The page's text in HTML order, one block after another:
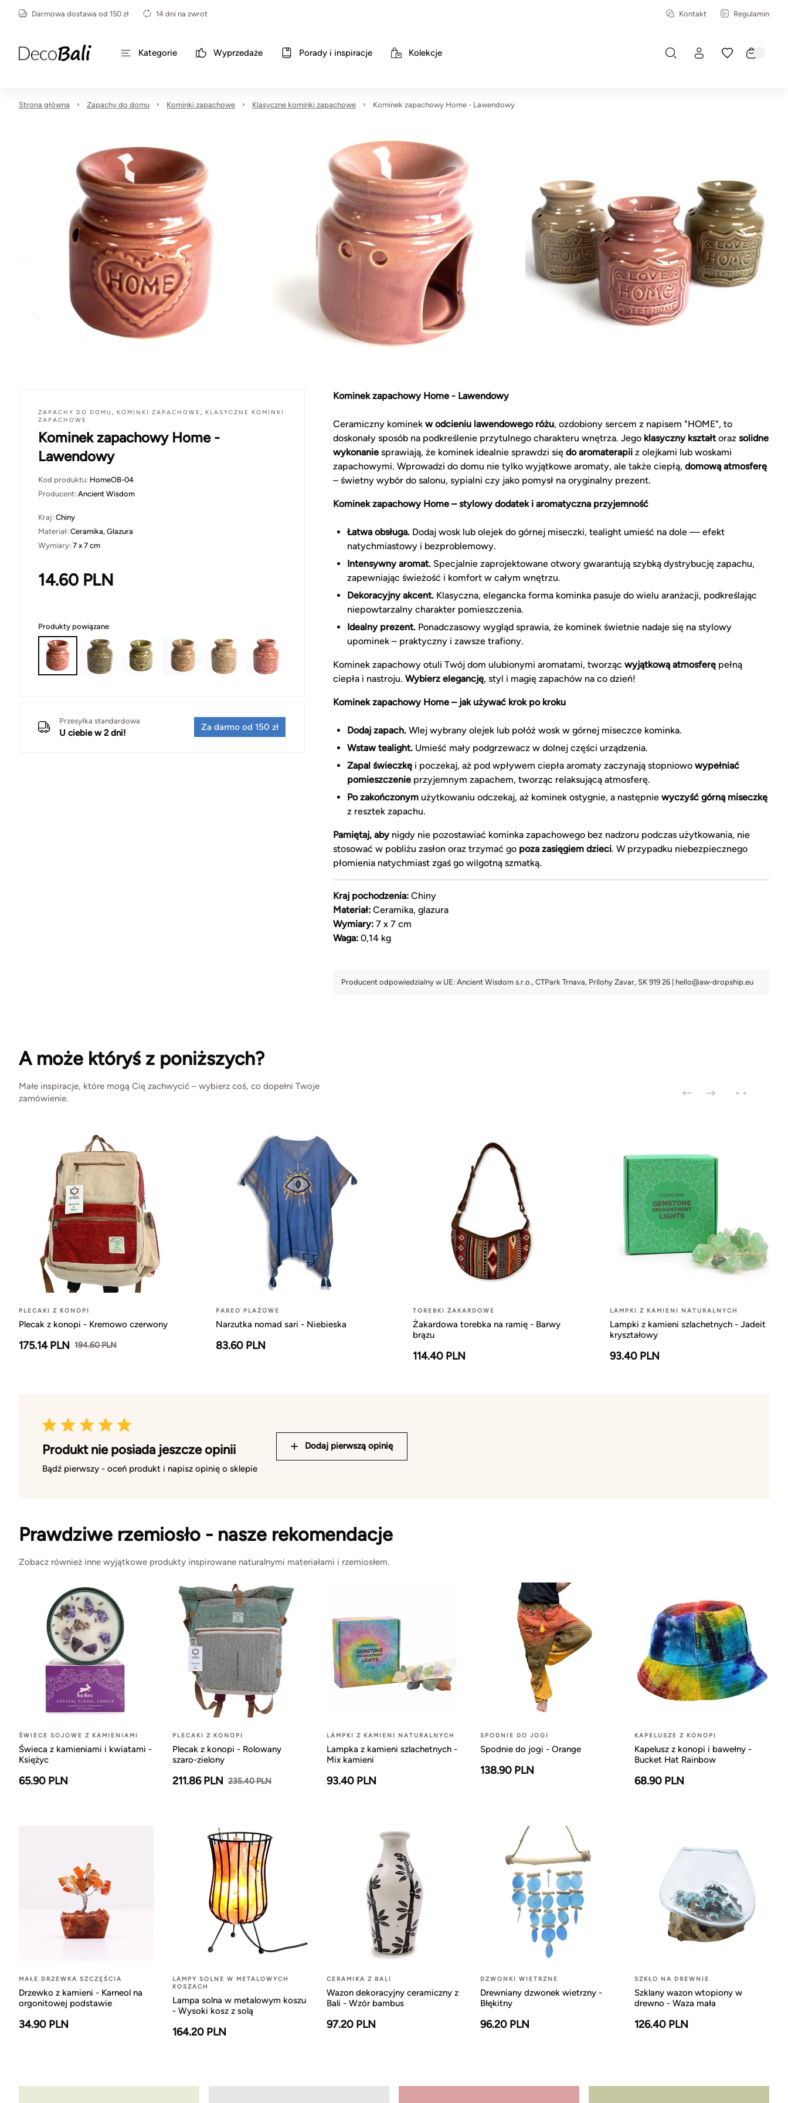
Darmowa dostawa od 150 zł 14 dni na zwrot Kontakt Regulamin
Kategorie Wyprzedaże Porady i inspiracje Kolekcje
Strona główna Zapachy do domu Kominki zapachowe Klasyczne kominki zapachowe Kominek zapachowy Home - Lawendowy
ZAPACHY DO DOMU, KOMINKI ZAPACHOWE , KLASYCZNE KOMINKI
ZAPACHOWE
Kominek zapachowy Home -
Lawendowy
Kod produktu: HomeOB-04
Producent: Ancient Wisdom
Kraj: Chiny
Materiał: Ceramika, Glazura
Wymiary: 7 x 7 cm
14.60 PLN
Produkty powiązane
Przesyłka standardowa
U ciebie w 2 dni!
Za darmo od 150 zł
Kominek zapachowy Home - Lawendowy
Ceramiczny kominek w odcieniu lawendowego różu, ozdobiony sercem z napisem "HOME", to
doskonały sposób na podkreślenie przytulnego charakteru wnętrza. Jego klasyczny kształtoraz solidne
wykonanie sprawiają, że kominek idealnie sprawdzi się do aromaterapii z olejkami lub woskami
zapachowymi. Wprowadzi do domu nie tylko wyjątkowe aromaty, ale także ciepłą, domową atmosferę
– świetny wybór do salonu, sypialni czy jako pomysł na oryginalny prezent.
Kominek zapachowy Home – stylowy dodatek i aromatyczna przyjemność
Łatwa obsługa. Dodaj wosk lub olejek do górnej miseczki, tealight umieść na dole — efekt
natychmiastowy i bezproblemowy.
Intensywny aromat. Specjalnie zaprojektowane otwory gwarantują szybką dystrybucję zapachu,
zapewniając świeżość i komfort w całym wnętrzu.
Dekoracyjny akcent. Klasyczna, elegancka forma kominka pasuje do wielu aranżacji, podkreślając
niepowtarzalny charakter pomieszczenia.
Idealny prezent. Ponadczasowy wygląd sprawia, że kominek świetnie nadaje się na stylowy
upominek – praktyczny i zawsze trafiony.
Kominek zapachowy otuli Twój dom ulubionymi aromatami, tworząc wyjątkową atmosferę pełną
ciepła i nastroju. Wybierz elegancję, styl i magię zapachów na co dzień!
Kominek zapachowy Home – jak używać krok po kroku
Dodaj zapach. Wlej wybrany olejek lub połóż wosk w górnej miseczce kominka.
Wstaw tealight. Umieść mały podgrzewacz w dolnej części urządzenia.
Zapal świeczkę i poczekaj, aż pod wpływem ciepła aromaty zaczynają stopniowo wypełniać
pomieszczenie przyjemnym zapachem, tworząc relaksującą atmosferę.
Po zakończonym użytkowaniu odczekaj, aż kominek ostygnie, a następnie wyczyść górną miseczkę
z resztek zapachu.
Pamiętaj, abynigdy nie pozostawiać kominka zapachowego bez nadzoru podczas użytkowania, nie
stosować w pobliżu zasłon oraz trzymać go poza zasięgiem dzieci. W przypadku niebezpiecznego
płomienia natychmiast zgaś go wilgotną szmatką.
Kraj pochodzenia: Chiny
Materiał: Ceramika, glazura
Wymiary: 7 x 7 cm
Waga: 0,14 kg
A może któryś z poniższych?
Małe inspiracje, które mogą Cię zachwycić – wybierz coś, co dopełni Twoje
zamówienie.
PLECAKI Z KONOPI
Plecak z konopi - Kremowo czerwony
175.14 PLN 194.60 PLN
PAREO PLAŻOWE
Narzutka nomad sari - Niebieska
83.60 PLN
TOREBKI ŻAKARDOWE
Żakardowa torebka na ramię - Barwy
brązu
114.40 PLN
LAMPKI Z KAMIENI NATURALNYCH
Lampki z kamieni szlachetnych - Jadeit
kryształowy
93.40 PLN
Produkt nie posiada jeszcze opinii
Bądź pierwszy - oceń produkt i napisz opinię o sklepie
Dodaj pierwszą opinię
Prawdziwe rzemiosło - nasze rekomendacje
Zobacz również inne wyjątkowe produkty inspirowane naturalnymi materiałami i rzemiosłem.
ŚWIECE SOJOWE Z KAMIENIAMI
Świeca z kamieniami i kwiatami -
Księżyc
65.90 PLN
PLECAKI Z KONOPI
Plecak z konopi - Rolowany
szaro-zielony
211.86 PLN 235.40 PLN
LAMPKI Z KAMIENI NATURALNYCH
Lampka z kamieni szlachetnych -
Mix kamieni
93.40 PLN
SPODNIE DO JOGI
Spodnie do jogi - Orange
138.90 PLN
KAPELUSZE Z KONOPI
Kapelusz z konopi i bawełny -
Bucket Hat Rainbow
68.90 PLN
MAŁE DRZEWKA SZCZĘŚCIA
Drzewko z kamieni - Karneol na
orgonitowej podstawie
34.90 PLN
LAMPY SOLNE W METALOWYCH
KOSZACH
Lampa solna w metalowym koszu
- Wysoki kosz z solą
164.20 PLN
CERAMIKA Z BALI
Wazon dekoracyjny ceramiczny z
Bali - Wzór bambus
97.20 PLN
DZWONKI WIETRZNE
Drewniany dzwonek wietrzny -
Błękitny
96.20 PLN
SZKŁO NA DREWNIE
Szklany wazon wtopiony w
drewno - Waza mała
126.40 PLN